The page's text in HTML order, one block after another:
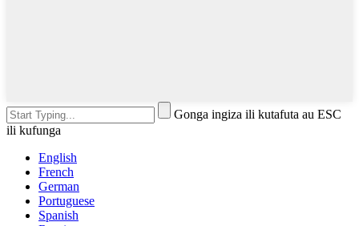
Gonga ingiza ili kutafuta au ESC
ili kufunga
English
French
German
Portuguese
Spanish